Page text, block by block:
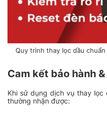
Quy trình thay lọc dầu
Cam kết bảo hành
Khi sử dụng dịch vụ thay
thường nhận được: